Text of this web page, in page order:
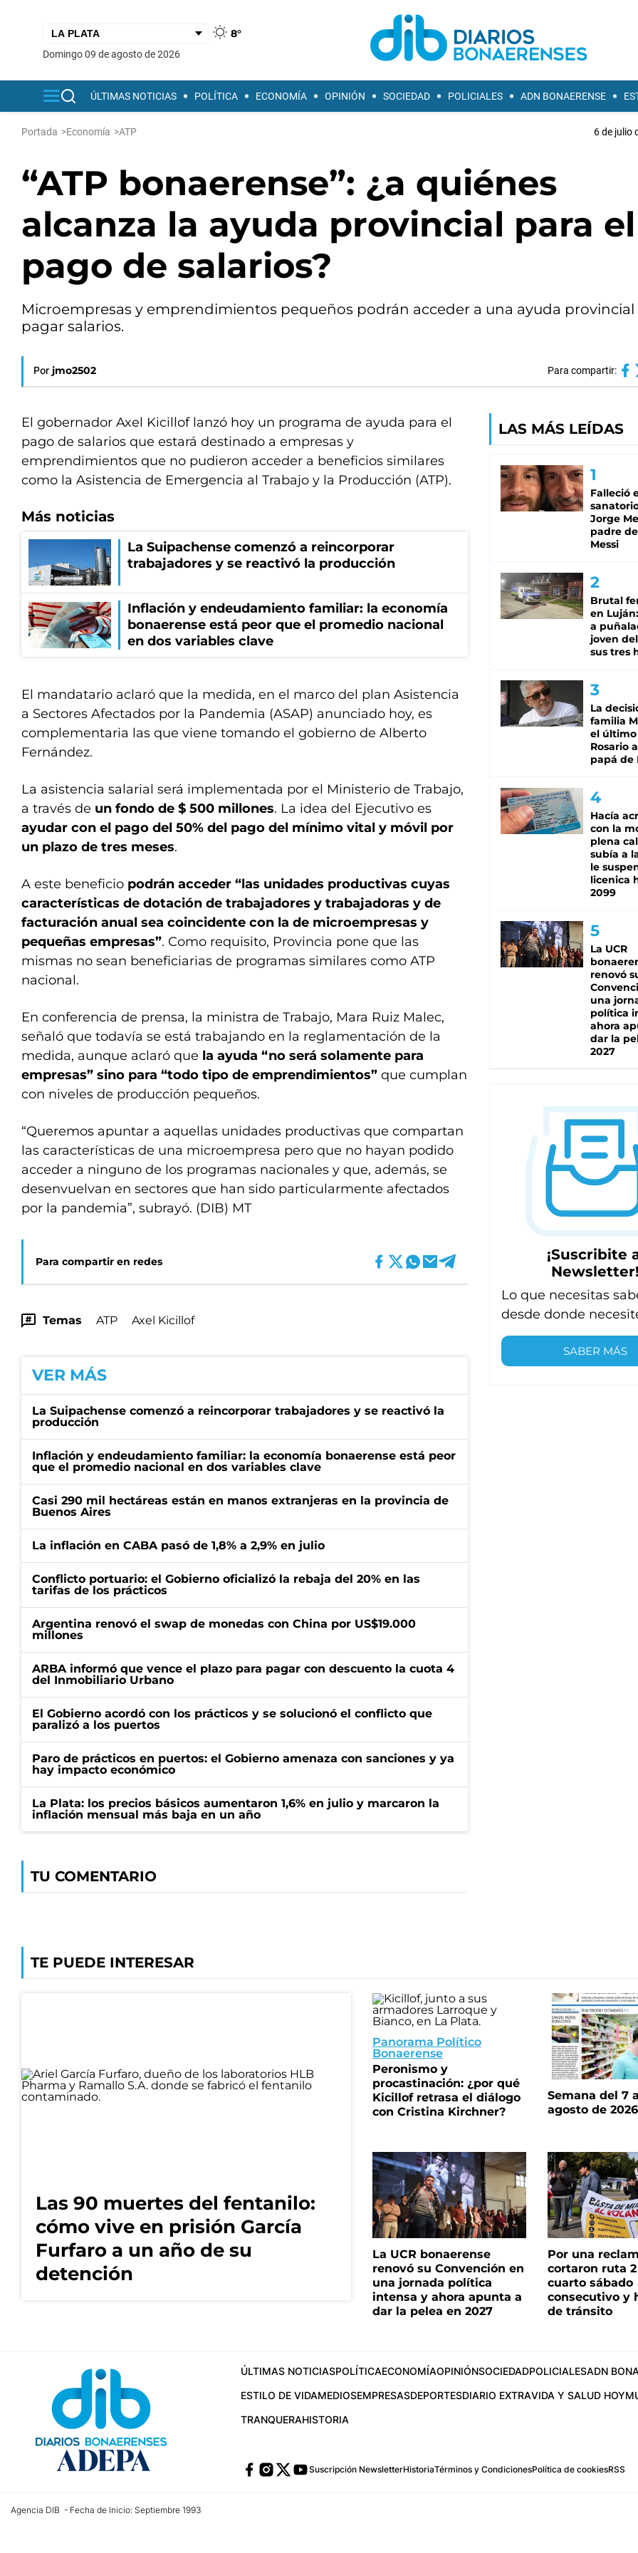
8°
domingo 09 de agosto de 2026
ÚLTIMAS NOTICIAS POLÍTICA ECONOMÍA OPINIÓN SOCIEDAD POLICIALES ADN BONAERENSE
Portada >Economía >ATP 6 de julio
“ATP bonaerense”: ¿a quiénes
alcanza la ayuda provincial para el
pago de salarios?
Microempresas y emprendimientos pequeños podrán acceder a una ayuda provincial
pagar salarios.
Por jmo2502 Para compartir:
El gobernador Axel Kicillof lanzó hoy un programa de ayuda para el
pago de salarios que estará destinado a empresas y
emprendimientos que no pudieron acceder a beneficios similares
como la Asistencia de Emergencia al Trabajo y la Producción (ATP).
Más noticias
La Suipachense comenzó a reincorporar
trabajadores y se reactivó la producción
Inflación y endeudamiento familiar: la economía
bonaerense está peor que el promedio nacional
en dos variables clave
El mandatario aclaró que la medida, en el marco del plan Asistencia
a Sectores Afectados por la Pandemia (ASAP) anunciado hoy, es
complementaria las que viene tomando el gobierno de Alberto
Fernández.
La asistencia salarial será implementada por el Ministerio de Trabajo,
a través de un fondo de $ 500 millones. La idea del Ejecutivo es
ayudar con el pago del 50% del pago del mínimo vital y móvil por
un plazo de tres meses.
A este beneficio podrán acceder “las unidades productivas cuyas
características de dotación de trabajadores y trabajadoras y de
facturación anual sea coincidente con la de microempresas y
pequeñas empresas”. Como requisito, Provincia pone que las
mismas no sean beneficiarias de programas similares como ATP
nacional.
En conferencia de prensa, la ministra de Trabajo, Mara Ruiz Malec,
señaló que todavía se está trabajando en la reglamentación de la
medida, aunque aclaró que la ayuda “no será solamente para
empresas” sino para “todo tipo de emprendimientos” que cumplan
con niveles de producción pequeños.
“Queremos apuntar a aquellas unidades productivas que compartan
las características de una microempresa pero que no hayan podido
acceder a ninguno de los programas nacionales y que, además, se
desenvuelvan en sectores que han sido particularmente afectados
por la pandemia”, subrayó. (DIB) MT
Para compartir en redes
Temas ATP Axel Kicillof
VER MÁS
La Suipachense comenzó a reincorporar trabajadores y se reactivó la
producción
Inflación y endeudamiento familiar: la economía bonaerense está peor
que el promedio nacional en dos variables clave
Casi 290 mil hectáreas están en manos extranjeras en la provincia de
Buenos Aires
La inflación en CABA pasó de 1,8% a 2,9% en julio
Conflicto portuario: el Gobierno oficializó la rebaja del 20% en las
tarifas de los prácticos
Argentina renovó el swap de monedas con China por US$19.000
millones
ARBA informó que vence el plazo para pagar con descuento la cuota 4
del Inmobiliario Urbano
El Gobierno acordó con los prácticos y se solucionó el conflicto que
paralizó a los puertos
Paro de prácticos en puertos: el Gobierno amenaza con sanciones y ya
hay impacto económico
La Plata: los precios básicos aumentaron 1,6% en julio y marcaron la
inflación mensual más baja en un año
TU COMENTARIO
LAS MÁS LEÍDAS
Falleció
Jorge
padre
Messi
Brutal
en
a
joven
sus tres
La
familia
el último
Rosario
papá de
Hacía
con la
plena
subía a
le
licenica
2099
La UCR
renovó
una
política
ahora
dar la
2027
¡Suscribite
Newsletter!
Lo que necesitas
desde donde
SABER MÁS
TE PUEDE INTERESAR
Las 90 muertes del fentanilo:
cómo vive en prisión García
Furfaro a un año de su
detención
Panorama Político
Bonaerense
Peronismo y
procastinación: ¿por qué
Kicillof retrasa el diálogo
con Cristina Kirchner?
Semana del 7
agosto de 2026
La UCR bonaerense
renovó su Convención en
una jornada política
intensa y ahora apunta a
dar la pelea en 2027
Por una
cortaron ruta
cuarto sábado
consecutivo y
de tránsito
ÚLTIMAS NOTICIASPOLÍTICAECONOMÍAOPINIÓNSOCIEDADPOLICIALESADN
ESTILO DE VIDAMEDIOSEMPRESASDEPORTESDIARIO EXTRAVIDA Y SALUD HOY
TRANQUERAHISTORIA
Suscripción NewsletterHistoriaTérminos y CondicionesPolítica de cookiesRSS
Agencia DIB - Fecha de Inicio: Septiembre 1993